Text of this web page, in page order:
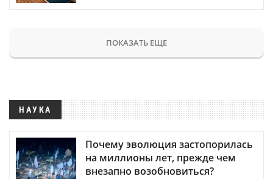
ПОКАЗАТЬ ЕЩЕ
НАУКА
Почему эволюция застопорилась
на миллионы лет, прежде чем
внезапно возобновиться?